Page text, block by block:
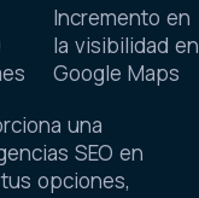
Incremento en
la visibilidad en
Google Maps
una
SEO en
opciones,